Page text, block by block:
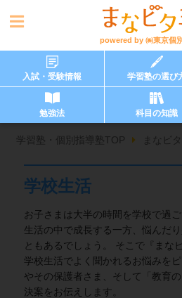
powered by ㈱東京個
入試・受験情報 学習塾の選び
勉強法 科目の知識
学習塾・個別指導塾TOP まなビ
学校生活
お子さまは大半の時間を学校で過
生活の中で成長する一方、悩んだ
ともあるでしょう。 そこで『まな
学校生活でよく聞かれるお悩みを
やその保護者さま、そして「教育
決案をお伝えします。